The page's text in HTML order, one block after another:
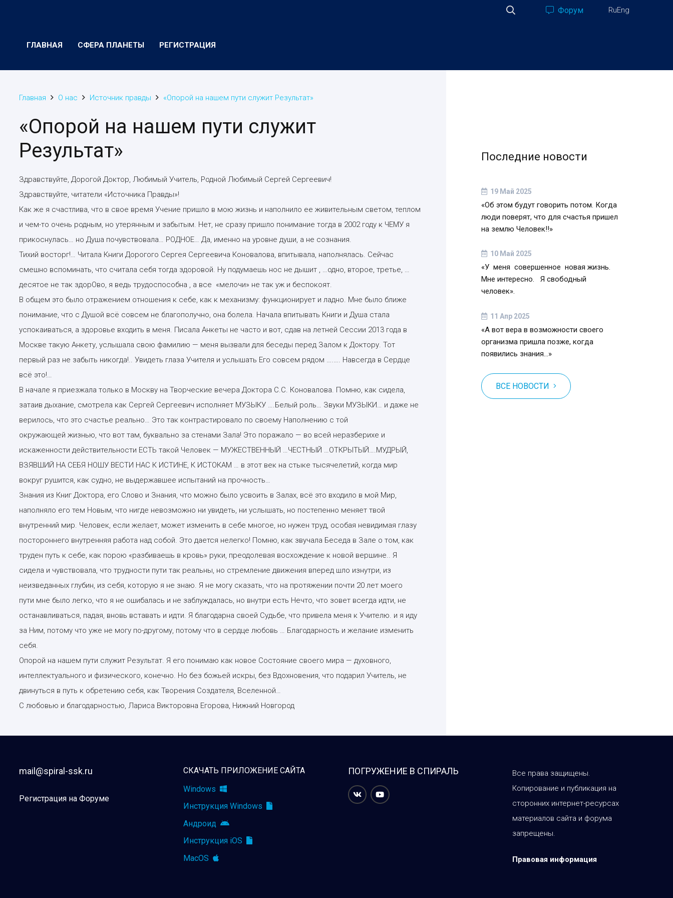
Форум RuEng
ГЛАВНАЯ СФЕРА ПЛАНЕТЫ РЕГИСТРАЦИЯ
Главная О нас Источник правды «Опорой на нашем пути служит Результат»
«Опорой на нашем пути служит
Результат»
Здравствуйте, Дорогой Доктор, Любимый Учитель, Родной Любимый Сергей Сергеевич!
Здравствуйте, читатели «Источника Правды»!
Как же я счастлива, что в свое время Учение пришло в мою жизнь и наполнило ее живительным светом, теплом
и чем-то очень родным, но утерянным и забытым. Нет, не сразу пришло понимание тогда в 2002 году к ЧЕМУ я
прикоснулась… но Душа почувствовала… РОДНОЕ… Да, именно на уровне души, а не сознания.
Тихий восторг!… Читала Книги Дорогого Сергея Сергеевича Коновалова, впитывала, наполнялась. Сейчас
смешно вспоминать, что считала себя тогда здоровой. Ну подумаешь нос не дышит , …одно, второе, третье, …
десятое не так здорОво, я ведь трудоспособна , а все «мелочи» не так уж и беспокоят.
В общем это было отражением отношения к себе, как к механизму: функционирует и ладно. Мне было ближе
понимание, что с Душой всё совсем не благополучно, она болела. Начала впитывать Книги и Душа стала
успокаиваться, а здоровье входить в меня. Писала Анкеты не часто и вот, сдав на летней Сессии 2013 года в
Москве такую Анкету, услышала свою фамилию — меня вызвали для беседы перед Залом к Доктору. Тот
первый раз не забыть никогда!.. Увидеть глаза Учителя и услышать Его совсем рядом ….…. Навсегда в Сердце
всё это!…
В начале я приезжала только в Москву на Творческие вечера Доктора С.С. Коновалова. Помню, как сидела,
затаив дыхание, смотрела как Сергей Сергеевич исполняет МУЗЫКУ ….Белый роль… Звуки МУЗЫКИ… и даже не
верилось, что это счастье реально… Это так контрастировало по своему Наполнению с той
окружающей жизнью, что вот там, буквально за стенами Зала! Это поражало — во всей неразберихе и
искаженности действительности ЕСТЬ такой Человек — МУЖЕСТВЕННЫЙ …ЧЕСТНЫЙ …ОТКРЫТЫЙ….МУДРЫЙ,
ВЗЯВШИЙ НА СЕБЯ НОШУ ВЕСТИ НАС К ИСТИНЕ, К ИСТОКАМ … в этот век на стыке тысячелетий, когда мир
вокруг рушится, как судно, не выдержавшее испытаний на прочность…
Знания из Книг Доктора, его Слово и Знания, что можно было усвоить в Залах, всё это входило в мой Мир,
наполняло его тем Новым, что нигде невозможно ни увидеть, ни услышать, но постепенно меняет твой
внутренний мир. Человек, если желает, может изменить в себе многое, но нужен труд, особая невидимая глазу
постороннего внутренняя работа над собой. Это дается нелегко! Помню, как звучала Беседа в Зале о том, как
труден путь к себе, как порою «разбиваешь в кровь» руки, преодолевая восхождение к новой вершине.. Я
сидела и чувствовала, что трудности пути так реальны, но стремление движения вперед шло изнутри, из
неизведанных глубин, из себя, которую я не знаю. Я не могу сказать, что на протяжении почти 20 лет моего
пути мне было легко, что я не ошибалась и не заблуждалась, но внутри есть Нечто, что зовет всегда идти, не
останавливаться, падая, вновь вставать и идти. Я благодарна своей Судьбе, что привела меня к Учителю. и я иду
за Ним, потому что уже не могу по-другому, потому что в сердце любовь … Благодарность и желание изменить
себя.
Опорой на нашем пути служит Результат. Я его понимаю как новое Состояние своего мира — духовного,
интеллектуального и физического, конечно. Но без божьей искры, без Вдохновения, что подарил Учитель, не
двинуться в путь к обретению себя, как Творения Создателя, Вселенной…
С любовью и благодарностью, Лариса Викторовна Егорова, Нижний Новгород
Последние новости
19 Май 2025
«Об этом будут говорить потом. Когда
люди поверят, что для счастья пришел
на землю Человек!!»
10 Май 2025
«У меня совершенное новая жизнь.
Мне интересно. Я свободный
человек».
11 Апр 2025
«А вот вера в возможности своего
организма пришла позже, когда
появились знания…»
ВСЕ НОВОСТИ
mail@spiral-ssk.ru
Регистрация на Форуме
СКАЧАТЬ ПРИЛОЖЕНИЕ САЙТА
Windows
Инструкция Windows
Андроид
Инструкция iOS
MacOS
ПОГРУЖЕНИЕ В СПИРАЛЬ
Все права защищены.
Копирование и публикация на
сторонних интернет-ресурсах
материалов сайта и форума
запрещены.
Правовая информация